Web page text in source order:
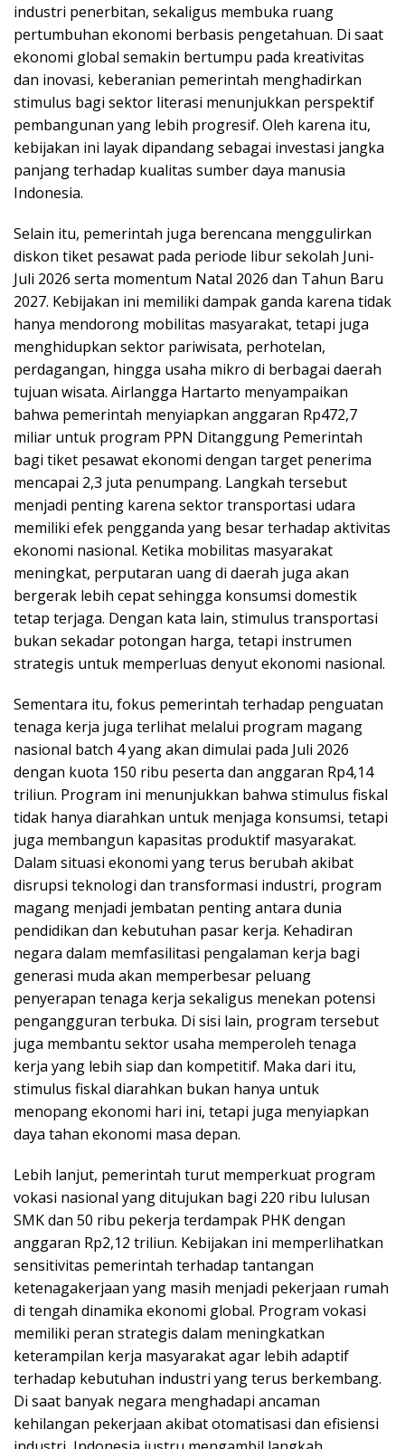
industri penerbitan, sekaligus membuka ruang
pertumbuhan ekonomi berbasis pengetahuan. Di saat
ekonomi global semakin bertumpu pada kreativitas
dan inovasi, keberanian pemerintah menghadirkan
stimulus bagi sektor literasi menunjukkan perspektif
pembangunan yang lebih progresif. Oleh karena itu,
kebijakan ini layak dipandang sebagai investasi jangka
panjang terhadap kualitas sumber daya manusia
Indonesia.
Selain itu, pemerintah juga berencana menggulirkan
diskon tiket pesawat pada periode libur sekolah Juni-
Juli 2026 serta momentum Natal 2026 dan Tahun Baru
2027. Kebijakan ini memiliki dampak ganda karena tidak
hanya mendorong mobilitas masyarakat, tetapi juga
menghidupkan sektor pariwisata, perhotelan,
perdagangan, hingga usaha mikro di berbagai daerah
tujuan wisata. Airlangga Hartarto menyampaikan
bahwa pemerintah menyiapkan anggaran Rp472,7
miliar untuk program PPN Ditanggung Pemerintah
bagi tiket pesawat ekonomi dengan target penerima
mencapai 2,3 juta penumpang. Langkah tersebut
menjadi penting karena sektor transportasi udara
memiliki efek pengganda yang besar terhadap aktivitas
ekonomi nasional. Ketika mobilitas masyarakat
meningkat, perputaran uang di daerah juga akan
bergerak lebih cepat sehingga konsumsi domestik
tetap terjaga. Dengan kata lain, stimulus transportasi
bukan sekadar potongan harga, tetapi instrumen
strategis untuk memperluas denyut ekonomi nasional.
Sementara itu, fokus pemerintah terhadap penguatan
tenaga kerja juga terlihat melalui program magang
nasional batch 4 yang akan dimulai pada Juli 2026
dengan kuota 150 ribu peserta dan anggaran Rp4,14
triliun. Program ini menunjukkan bahwa stimulus fiskal
tidak hanya diarahkan untuk menjaga konsumsi, tetapi
juga membangun kapasitas produktif masyarakat.
Dalam situasi ekonomi yang terus berubah akibat
disrupsi teknologi dan transformasi industri, program
magang menjadi jembatan penting antara dunia
pendidikan dan kebutuhan pasar kerja. Kehadiran
negara dalam memfasilitasi pengalaman kerja bagi
generasi muda akan memperbesar peluang
penyerapan tenaga kerja sekaligus menekan potensi
pengangguran terbuka. Di sisi lain, program tersebut
juga membantu sektor usaha memperoleh tenaga
kerja yang lebih siap dan kompetitif. Maka dari itu,
stimulus fiskal diarahkan bukan hanya untuk
menopang ekonomi hari ini, tetapi juga menyiapkan
daya tahan ekonomi masa depan.
Lebih lanjut, pemerintah turut memperkuat program
vokasi nasional yang ditujukan bagi 220 ribu lulusan
SMK dan 50 ribu pekerja terdampak PHK dengan
anggaran Rp2,12 triliun. Kebijakan ini memperlihatkan
sensitivitas pemerintah terhadap tantangan
ketenagakerjaan yang masih menjadi pekerjaan rumah
di tengah dinamika ekonomi global. Program vokasi
memiliki peran strategis dalam meningkatkan
keterampilan kerja masyarakat agar lebih adaptif
terhadap kebutuhan industri yang terus berkembang.
Di saat banyak negara menghadapi ancaman
kehilangan pekerjaan akibat otomatisasi dan efisiensi